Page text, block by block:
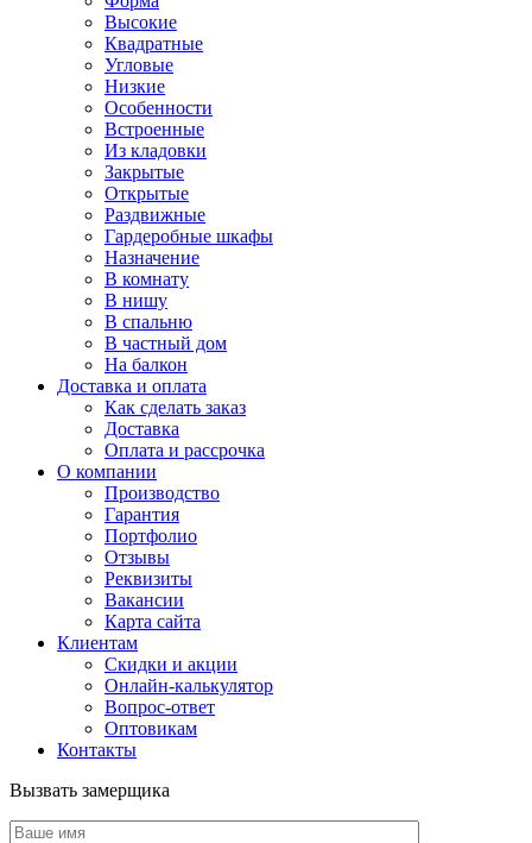
Высокие
Квадратные
Угловые
Низкие
Особенности
Встроенные
Из кладовки
Закрытые
Открытые
Раздвижные
Гардеробные шкафы
Назначение
В комнату
В нишу
В спальню
В частный дом
На балкон
Доставка и оплата
Как сделать заказ
Доставка
Оплата и рассрочка
О компании
Производство
Гарантия
Портфолио
Отзывы
Реквизиты
Вакансии
Карта сайта
Клиентам
Скидки и акции
Онлайн-калькулятор
Вопрос-ответ
Оптовикам
Контакты
Вызвать замерщика